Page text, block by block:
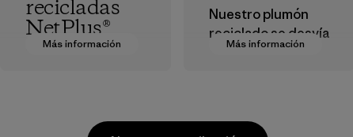
Más información
recicladas
NetPlus®
desechadas y 100
Más información
Nuestro plumón
reciclado se desvía
de los vertederos,
plumón usado en el